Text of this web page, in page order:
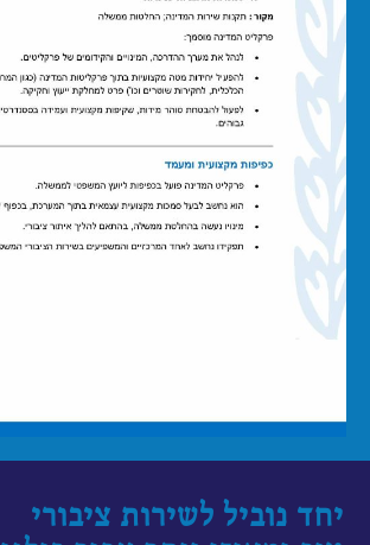
יחד נוביל לשירות ציבורי